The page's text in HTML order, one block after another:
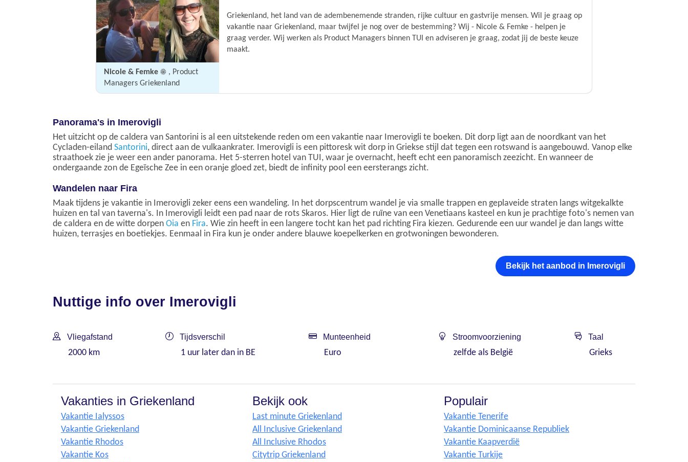
Nicole & Femke ☀️ , Product
Managers Griekenland
Griekenland, het land van de adembenemende stranden, rijke cultuur en gastvrije mensen. Wil je graag op
vakantie naar Griekenland, maar twijfel je nog over de bestemming? Wij - Nicole & Femke - helpen je
graag verder. Wij werken als Product Managers binnen TUI en adviseren je graag, zodat jij de beste keuze
maakt.
Panorama's in Imerovigli
Het uitzicht op de caldera van Santorini is al een uitstekende reden om een vakantie naar Imerovigli te boeken. Dit dorp ligt aan de noordkant van het
Cycladen-eiland Santorini, direct aan de vulkaankrater. Imerovigli is een pittoresk wit dorp in Griekse stijl dat tegen een rotswand is aangebouwd. Vanop elke
straathoek zie je weer een ander panorama. Het 5-sterren hotel van TUI, waar je overnacht, heeft echt een panoramisch zeezicht. En wanneer de
ondergaande zon de Egeïsche Zee in een oranje gloed zet, biedt de infinity pool een eersterangs zicht.
Wandelen naar Fira
Maak tijdens je vakantie in Imerovigli zeker eens een wandeling. In het dorpscentrum wandel je via smalle trappen en geplaveide straten langs witgekalkte
huizen en tal van taverna's. In Imerovigli leidt een pad naar de rots Skaros. Hier ligt de ruïne van een Venetiaans kasteel en kun je prachtige foto's nemen van
de caldera en de witte dorpen Oia en Fira. Wie zin heeft in een langere tocht kan het pad richting Fira kiezen. Gedurende een uur wandel je dan langs witte
huizen, terrasjes en boetiekjes. Eenmaal in Fira kun je onder andere blauwe koepelkerken en grotwoningen bewonderen.
Bekijk het aanbod in Imerovigli
Nuttige info over Imerovigli
Vliegafstand
2000 km
Tijdsverschil
1 uur later dan in BE
Munteenheid
Euro
Stroomvoorziening
zelfde als België
Taal
Grieks
Vakanties in Griekenland
Vakantie Ialyssos
Vakantie Griekenland
Vakantie Rhodos
Vakantie Kos
Bekijk ook
Last minute Griekenland
All Inclusive Griekenland
All Inclusive Rhodos
Citytrip Griekenland
Populair
Vakantie Tenerife
Vakantie Dominicaanse Republiek
Vakantie Kaapverdië
Vakantie Turkije